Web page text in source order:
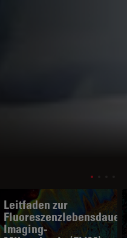
Leitfaden zur
Fluoreszenzlebensdauer-
Imaging-